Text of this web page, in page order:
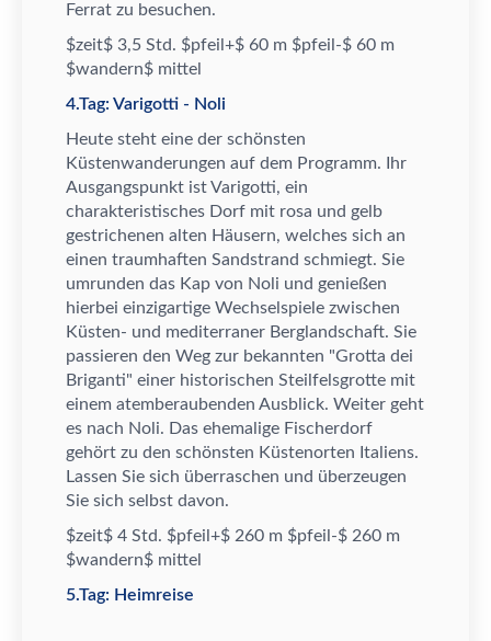
Ferrat zu besuchen.
$zeit$ 3,5 Std. $pfeil+$ 60 m $pfeil-$ 60 m
$wandern$ mittel
4.Tag: Varigotti - Noli
Heute steht eine der schönsten
Küstenwanderungen auf dem Programm. Ihr
Ausgangspunkt ist Varigotti, ein
charakteristisches Dorf mit rosa und gelb
gestrichenen alten Häusern, welches sich an
einen traumhaften Sandstrand schmiegt. Sie
umrunden das Kap von Noli und genießen
hierbei einzigartige Wechselspiele zwischen
Küsten- und mediterraner Berglandschaft. Sie
passieren den Weg zur bekannten "Grotta dei
Briganti" einer historischen Steilfelsgrotte mit
einem atemberaubenden Ausblick. Weiter geht
es nach Noli. Das ehemalige Fischerdorf
gehört zu den schönsten Küstenorten Italiens.
Lassen Sie sich überraschen und überzeugen
Sie sich selbst davon.
$zeit$ 4 Std. $pfeil+$ 260 m $pfeil-$ 260 m
$wandern$ mittel
5.Tag: Heimreise